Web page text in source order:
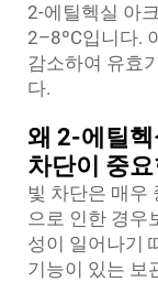
2-에틸헥실 아
2–8ºC입니다.
감소하여 유효
다.
왜 2-에틸
차단이 중
빛 차단은 매우
으로 인한 경우
성이 일어나기
기능이 있는 보